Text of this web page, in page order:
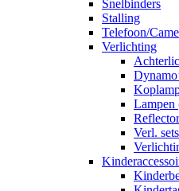
Snelbinders
Stalling
Telefoon/
Verlichting
Lampen
Verl.